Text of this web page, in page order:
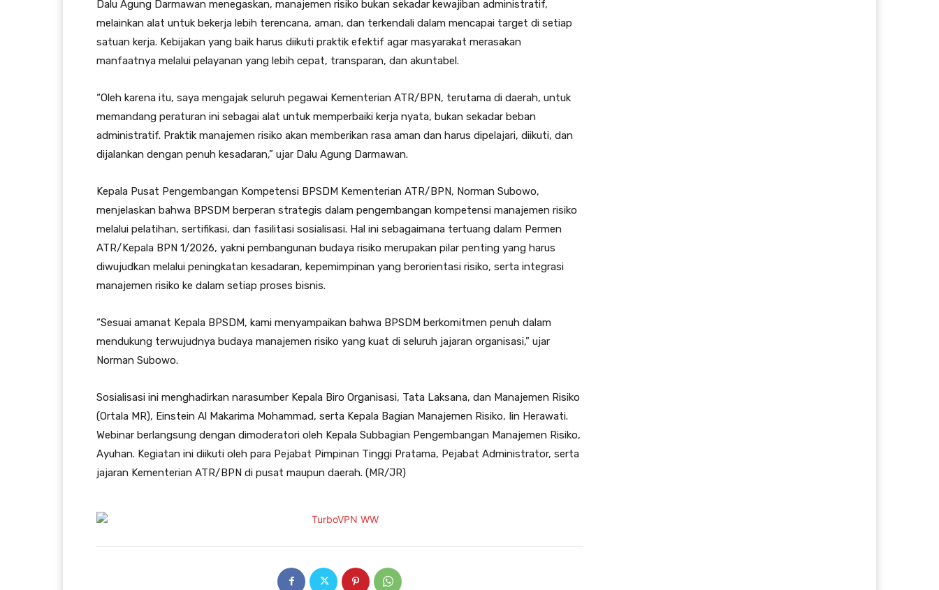
Dalu Agung Darmawan menegaskan, manajemen risiko bukan sekadar kewajiban administratif,
melainkan alat untuk bekerja lebih terencana, aman, dan terkendali dalam mencapai target di setiap
satuan kerja. Kebijakan yang baik harus diikuti praktik efektif agar masyarakat merasakan
manfaatnya melalui pelayanan yang lebih cepat, transparan, dan akuntabel.
“Oleh karena itu, saya mengajak seluruh pegawai Kementerian ATR/BPN, terutama di daerah, untuk
memandang peraturan ini sebagai alat untuk memperbaiki kerja nyata, bukan sekadar beban
administratif. Praktik manajemen risiko akan memberikan rasa aman dan harus dipelajari, diikuti, dan
dijalankan dengan penuh kesadaran,” ujar Dalu Agung Darmawan.
Kepala Pusat Pengembangan Kompetensi BPSDM Kementerian ATR/BPN, Norman Subowo,
menjelaskan bahwa BPSDM berperan strategis dalam pengembangan kompetensi manajemen risiko
melalui pelatihan, sertifikasi, dan fasilitasi sosialisasi. Hal ini sebagaimana tertuang dalam Permen
ATR/Kepala BPN 1/2026, yakni pembangunan budaya risiko merupakan pilar penting yang harus
diwujudkan melalui peningkatan kesadaran, kepemimpinan yang berorientasi risiko, serta integrasi
manajemen risiko ke dalam setiap proses bisnis.
“Sesuai amanat Kepala BPSDM, kami menyampaikan bahwa BPSDM berkomitmen penuh dalam
mendukung terwujudnya budaya manajemen risiko yang kuat di seluruh jajaran organisasi,” ujar
Norman Subowo.
Sosialisasi ini menghadirkan narasumber Kepala Biro Organisasi, Tata Laksana, dan Manajemen Risiko
(Ortala MR), Einstein Al Makarima Mohammad, serta Kepala Bagian Manajemen Risiko, Iin Herawati.
Webinar berlangsung dengan dimoderatori oleh Kepala Subbagian Pengembangan Manajemen Risiko,
Ayuhan. Kegiatan ini diikuti oleh para Pejabat Pimpinan Tinggi Pratama, Pejabat Administrator, serta
jajaran Kementerian ATR/BPN di pusat maupun daerah. (MR/JR)